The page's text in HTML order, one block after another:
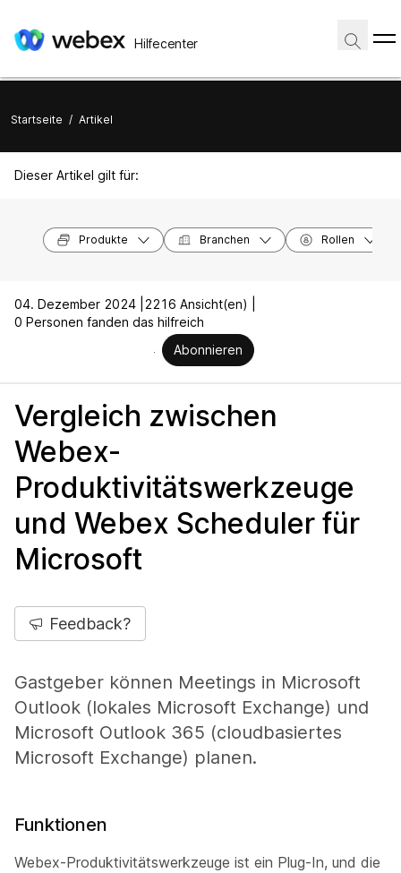
Hilfecenter
Startseite / Artikel
Dieser Artikel gilt für:
Produkte Branchen Rollen
04. Dezember 2024 |
2216 Ansicht(en) |
0 Personen fanden das hilfreich
Abonnieren
Vergleich zwischen
Webex-
Produktivitätswerkzeuge
und Webex Scheduler für
Microsoft
Feedback?
Gastgeber können Meetings in Microsoft
Outlook (lokales Microsoft Exchange) und
Microsoft Outlook 365 (cloudbasiertes
Microsoft Exchange) planen.
Funktionen
Webex-Produktivitätswerkzeuge ist ein Plug-In, und die